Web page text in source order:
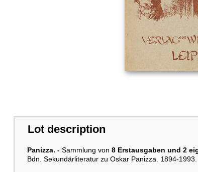
Lot description
Panizza. -Sammlung von 8 Erstausgaben und 2
Bdn. Sekundärliteratur zu Oskar Panizza. 1894-